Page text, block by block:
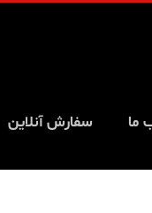
ما سفارش آنلاین